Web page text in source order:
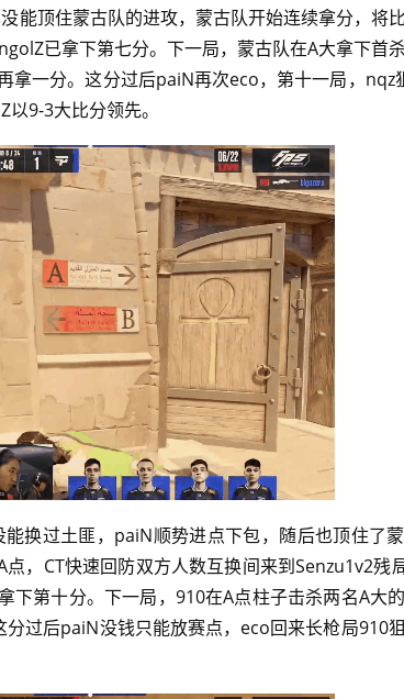
顶住蒙古队的进攻，蒙古队开始连续拿分，将比
已拿下第七分。下一局，蒙古队在A大拿下首
拿一分。这分过后paiN再次eco，第十一局，nqz
9-3大比分领先。
换过土匪，paiN顺势进点下包，随后也顶住了
，CT快速回防双方人数互换间来到Senzu1v2残
第十分。下一局，910在A点柱子击杀两名A大
过后paiN没钱只能放赛点，eco回来长枪局910